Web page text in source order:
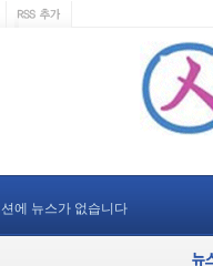
에 뉴스가 없습니다